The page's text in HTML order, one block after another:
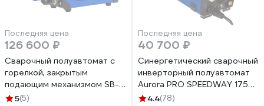
Последняя цена
126 600 ₽
Сварочный полуавтомат с
горелкой, закрытым
подающим механизмом SB-
10F и пакетом проводов
5(5)
Последняя цена
40 700 ₽
Синергетический сварочный
инверторный полуавтомат
Aurora PRO SPEEDWAY 175
IGBT 10038
4.4(78)